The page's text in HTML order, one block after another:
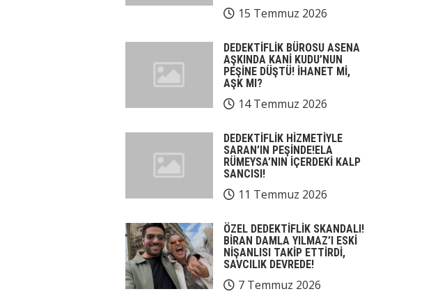
15 Temmuz 2026
DEDEKTİFLİK BÜROSU ASENA
AŞKINDA KANİ KUDU’NUN
PEŞİNE DÜŞTÜ! İHANET Mİ,
AŞK MI?
14 Temmuz 2026
DEDEKTİFLİK HİZMETİYLE
SARAN’IN PEŞİNDE!ELA
RÜMEYSA’NIN İÇERDEKİ KALP
SANCISI!
11 Temmuz 2026
ÖZEL DEDEKTİFLİK SKANDALI!
BİRAN DAMLA YILMAZ’I ESKİ
NİŞANLISI TAKİP ETTİRDİ,
SAVCILIK DEVREDE!
7 Temmuz 2026